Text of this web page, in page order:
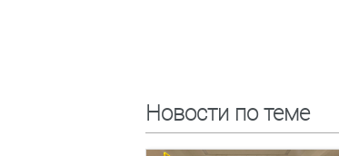
Новости по теме